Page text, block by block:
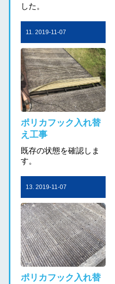
した。
11. 2019-11-07
ポリカフック入れ替
え工事
既存の状態を確認しま
す。
13. 2019-11-07
ポリカフック入れ替